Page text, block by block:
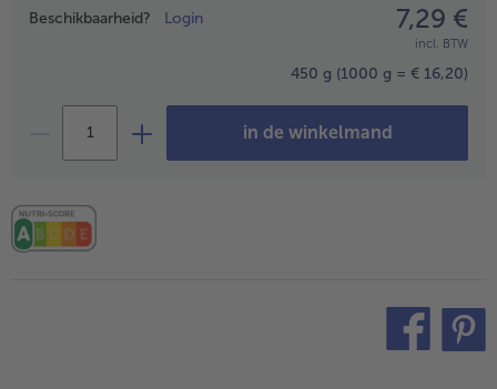
Prijsopgave
Beschikbaarheid? Login 7,29 €
incl. BTW
450 g (1000 g = € 16,20)
in de winkelmand